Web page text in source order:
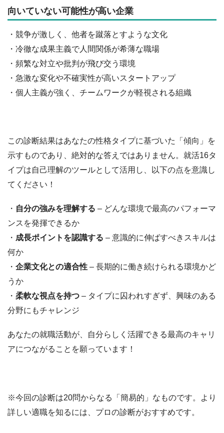
向いていない可能性が高い企業
・競争が激しく、他者を蹴落とすような文化
・冷徹な成果主義で人間関係が希薄な職場
・頻繁な対立や批判が飛び交う環境
・急激な変化や不確実性が高いスタートアップ
・個人主義が強く、チームワークが軽視される組織
この診断結果はあなたの性格タイプに基づいた「傾向」を
示すものであり、絶対的な答えではありません。就活16タ
イプは自己理解のツールとして活用し、以下の点を意識し
てください！
・ 自分の強みを理解する – どんな環境で最高のパフォーマ
ンスを発揮できるか
・ 成長ポイントを認識する – 意識的に伸ばすべきスキルは
何か
・ 企業文化との適合性 – 長期的に働き続けられる環境かど
うか
・ 柔軟な視点を持つ – タイプに囚われすぎず、興味のある
分野にもチャレンジ
あなたの就職活動が、自分らしく活躍できる最高のキャリ
アにつながることを願っています！
※今回の診断は20問からなる「簡易的」なものです。より
詳しい適職を知るには、プロの診断がおすすめです。